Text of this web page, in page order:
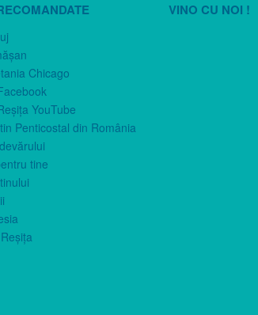
Chicago
YouTube
Penticostal din România
tine
VINO CU NOI !